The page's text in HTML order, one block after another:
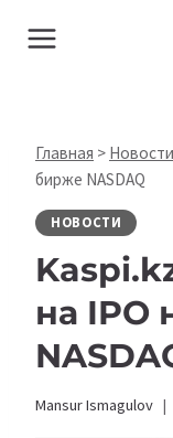
Главная > Новости
бирже NASDAQ
НОВОСТИ
на IPO
Mansur Ismagulov